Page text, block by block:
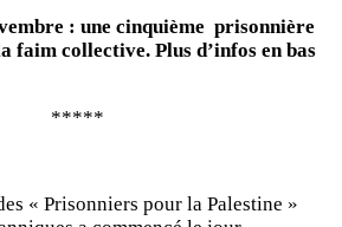
: une cinquième prisonnière
faim collective. Plus d’infos en bas
*****
« Prisonniers pour la Palestine »